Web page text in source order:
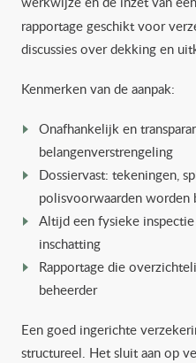
rapportage geschikt voor
discussies over dekking en
Kenmerken van de aanpak:
Onafhankelijk en
belangenverstrengeling
Dossiervast: tekeningen,
polisvoorwaarden worden
Altijd een fysieke
inschatting
Rapportage die
beheerder
Een goed ingerichte
structureel. Het sluit aan op